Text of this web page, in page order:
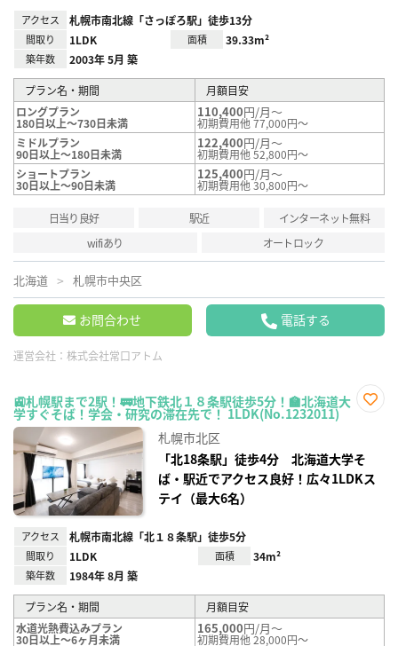
アクセス 札幌市南北線「さっぽろ駅」徒歩13分
間取り 1LDK 面積 39.33m²
築年数 2003年 5月 築
プラン名・期間
月額目安
ロングプラン
180日以上～730日未満
110,400円/月～
初期費用他 77,000円～
ミドルプラン
90日以上～180日未満
122,400円/月～
初期費用他 52,800円～
ショートプラン
30日以上～90日未満
125,400円/月～
初期費用他 30,800円～
日当り良好 駅近
インターネット無料
wifiあり
オートロック
北海道 札幌市中央区
お問合わせ 電話する
運営会社： 株式会社常口アトム
🚉札幌駅まで2駅！🚃地下鉄北１８条駅徒歩5分！🏫北海道大
学すぐそば！学会・研究の滞在先で！ 1LDK(No.1232011)
録
札幌市北区
「北18条駅」徒歩4分 北海道大学そ
ば・駅近でアクセス良好！広々1LDKス
テイ（最大6名）
アクセス 札幌市南北線「北１８条駅」徒歩5分
間取り 1LDK 面積 34m²
築年数 1984年 8月 築
プラン名・期間
月額目安
水道光熱費込みプラン
30日以上～6ヶ月未満
165,000円/月～
初期費用他 28,000円～